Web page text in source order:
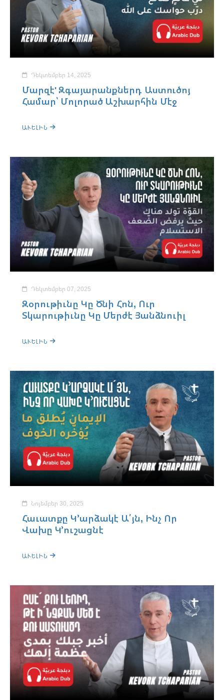
Դեկտեմբեր 14, 2025
Մարզէ' Զգայարանքներդ Աստուծոյ
Համար՝ Մոլորած Աշխարհին Մէջ
ԱՒԵԼԻՆ
Դեկտեմբեր 07, 2025
Զօրութիւնը Կը Ծնի Հոն, Ուր
Տկարութիւնը Կը Մերժէ Յանձնուիլ
ԱՒԵԼԻՆ
Նոյեմբեր 30, 2025
Հաւատքը Կ՚արձակէ Ա՛յն, Ինչ Որ
Վախը Կ՚ուշացնէ
ԱՒԵԼԻՆ